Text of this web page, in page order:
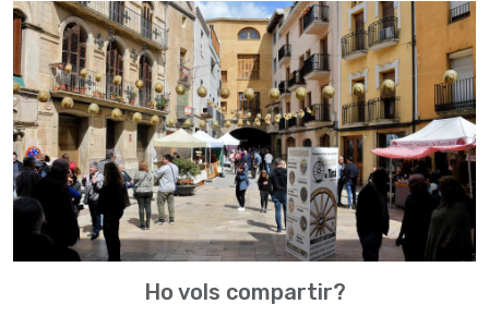
Ho vols compartir?